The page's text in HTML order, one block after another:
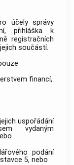
účely správy
přihláška k
registračních
součástí.
financí,
uspořádání
vydaným
podání
5, nebo